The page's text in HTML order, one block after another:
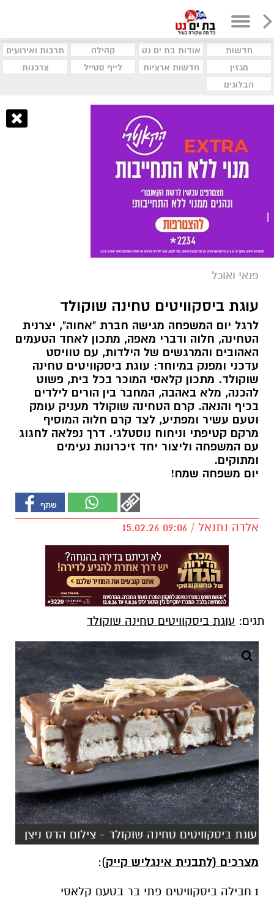
חדשות אודות בת ים נט קהילה
תרבות ואירועים
מגזין
חדשות ארציות לייף סטייל
צרכנות
הבלוגים
פנאי ואוכל
עוגת ביסקוויטים טחינה שוקולד
לרגל יום המשפחה מגישה חברת "אחוה", יצרנית
הטחינה, חלוה ודברי מאפה, מתכון לאחד הטעמים
האהובים והמרגשים של הילדות, עם טוויסט
עדכני ומפנק במיוחד: עוגת ביסקוויטים טחינה
שוקולד. מתכון קלאסי המוכר בכל בית, פשוט
להכנה, מלא באהבה, המחבר בין הורים לילדים
בכיף והנאה. קרם הטחינה שוקולד מעניק עומק
וטעם עשיר ומפתיע, לצד קרם חלוה המוסיף
מרקם קטיפתי וניחוח נוסטלגי. דרך נפלאה לחגוג
עם המשפחה וליצור יחד זיכרונות נעימים
ומתוקים.
יום משפחה שמח!
אלדה נתנאל / 09:06 15.02.26
תגים: עוגת ביסקוויטים טחינה שוקולד
עוגת ביסקוויטים טחינה שוקולד - צילום הדס ניצן
מצרכים (לתבנית אינגליש קייק):
1 חבילה ביסקוויטים פתי בר בטעם קלאסי